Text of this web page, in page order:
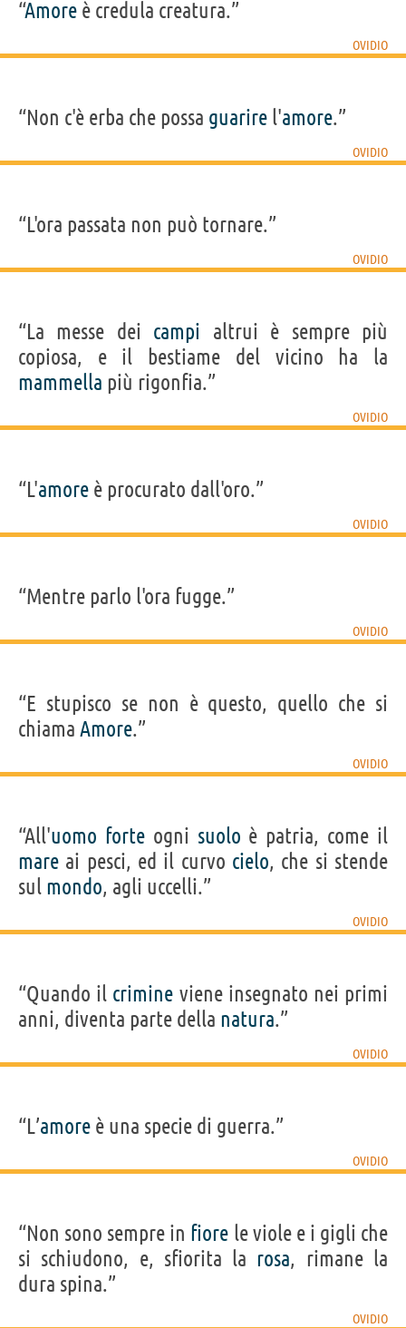
“Amore è credula creatura.”
OVIDIO
“Non c'è erba che possa guarire l'amore.”
OVIDIO
“L'ora passata non può tornare.”
OVIDIO
“La messe dei campi altrui è sempre più
copiosa, e il bestiame del vicino ha la
mammella più rigonfia.”
OVIDIO
“L'amore è procurato dall'oro.”
OVIDIO
“Mentre parlo l'ora fugge.”
OVIDIO
“E stupisco se non è questo, quello che si
chiama Amore.”
OVIDIO
“All'uomo forteogni suolo è patria, come il
mare ai pesci, ed il curvo cielo, che si stende
sul mondo, agli uccelli.”
OVIDIO
“Quando il crimine viene insegnato nei primi
anni, diventa parte della natura.”
OVIDIO
“L’amore è una specie di guerra.”
OVIDIO
“Non sono sempre in fiore le viole e i gigli che
si schiudono, e, sfiorita la rosa, rimane la
dura spina.”
OVIDIO